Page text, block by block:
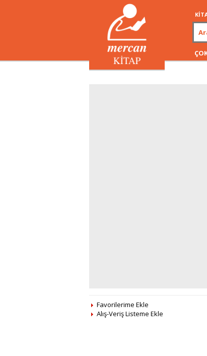
Favorilerime Ekle
Alış-Veriş Listeme Ekle